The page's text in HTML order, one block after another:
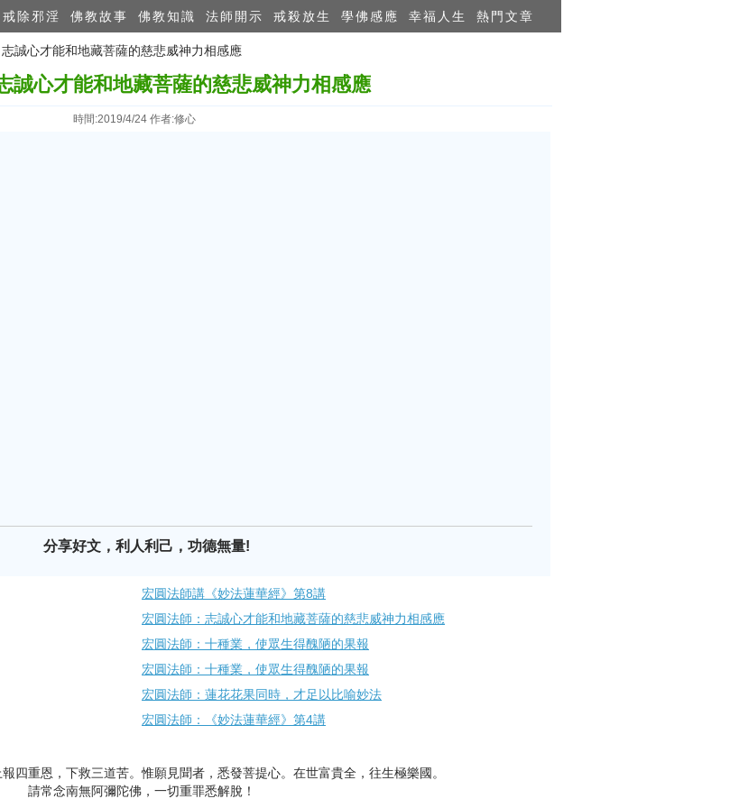
戒除邪淫 佛教故事 佛教知識 法師開示 戒殺放生 學佛感應 幸福人生 熱門文章
誠心才能和地藏菩薩的慈悲威神力相感應
誠心才能和地藏菩薩的慈悲威神力相感應
時間:2019/4/24 作者:修心
分享好文，利人利己，功德無量!
宏圓法師講《妙法蓮華經》第8講
宏圓法師：志誠心才能和地藏菩薩的慈悲威神力相感應
宏圓法師：十種業，使眾生得醜陋的果報
宏圓法師：十種業，使眾生得醜陋的果報
宏圓法師：蓮花花果同時，才足以比喻妙法
宏圓法師：《妙法蓮華經》第4講
四重恩，下救三道苦。惟願見聞者，悉發菩提心。在世富貴全，往生極樂國。
請常念南無阿彌陀佛，一切重罪悉解脫！